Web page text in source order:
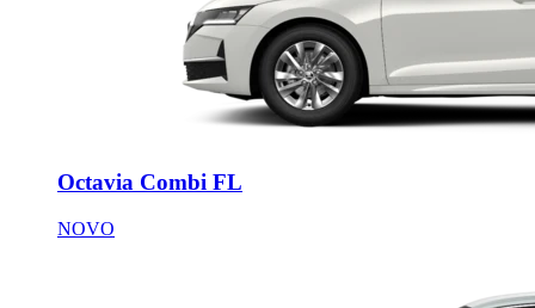
Octavia Combi FL
NOVO